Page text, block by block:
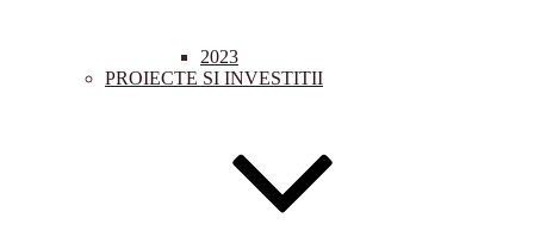
2023
PROIECTE SI INVESTITII